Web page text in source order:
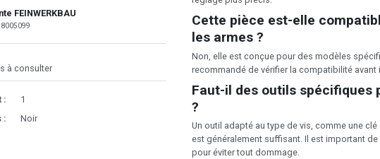
FEINWERKBAU
à consulter
:
1
:
Noir
Cette pièce est-elle
les armes ?
Non, elle est conçue pour des modèles
recommandé de vérifier la compatibilité avant
Faut-il des outils spécifiques
?
Un outil adapté au type de vis, comme une
est généralement suffisant. Il est important
pour éviter tout dommage.